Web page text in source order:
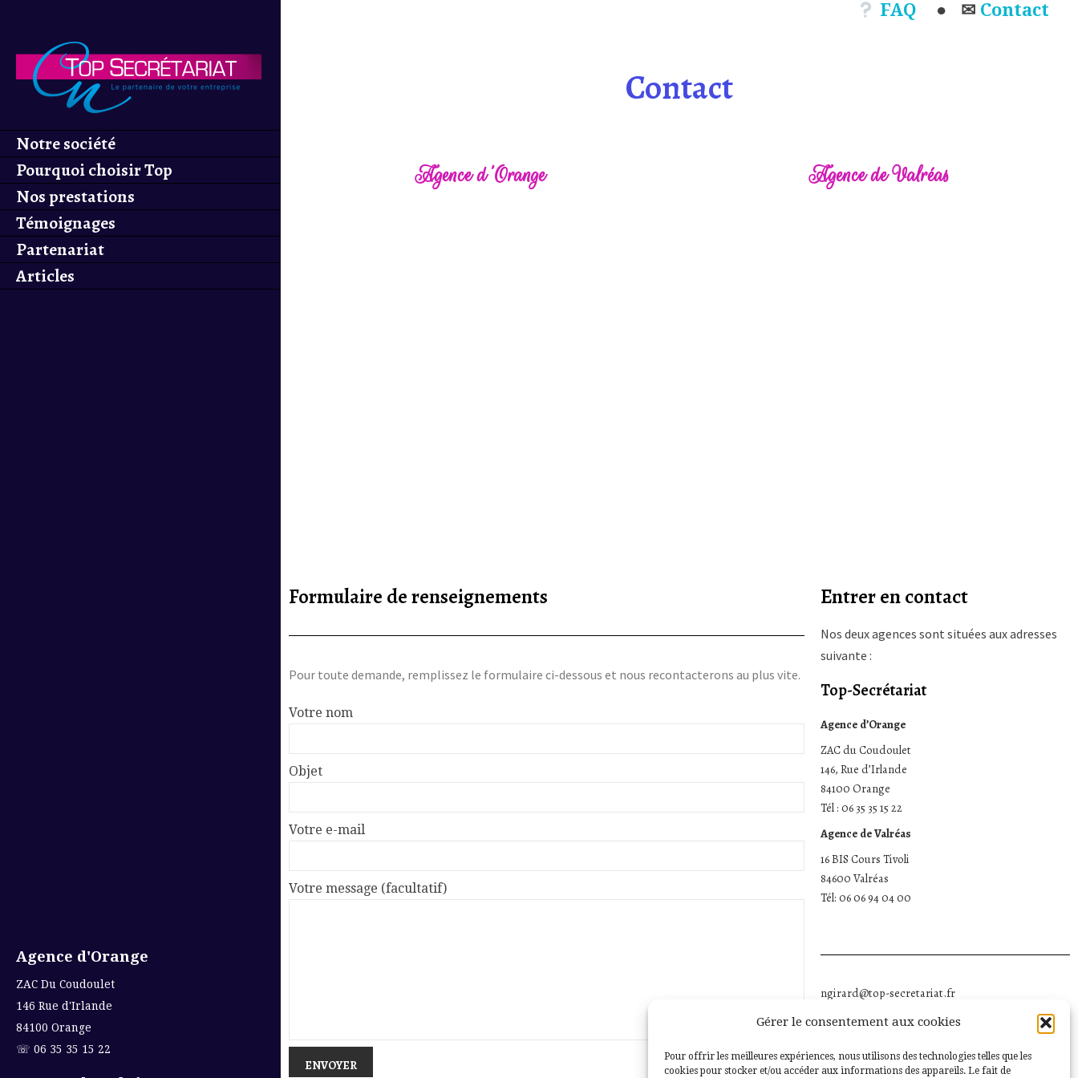
Gérer le consentement aux cookies
Pour offrir les meilleures expériences, nous utilisons des technologies telles que les
cookies pour stocker et/ou accéder aux informations des appareils. Le fait de
Notre société
Notre société
Pourquoi choisir Top
Secretariat?
Pourquoi choisir Top
Secretariat?
Nos prestations
Nos prestations
Témoignages
Témoignages
Partenariat
Partenariat
Articles
Agence d'Orange
ZAC Du Coudoulet
146 Rue d'Irlande
84100 Orange
☏ 06 35 35 15 22
FAQ ● ✉ Contact
Contact
Agence d'Orange Agence de Valréas
Formulaire de renseignements
Pour toute demande, remplissez le formulaire ci-dessous et nous recontacterons au plus vite.
Votre nom
Objet
Votre e-mail
Votre message (facultatif)
Entrer en contact
Nos deux agences sont situées aux adresses
suivante :
Top-Secrétariat
Agence d’Orange
ZAC du Coudoulet
146, Rue d’Irlande
84100 Orange
Tél : 06 35 35 15 22
Agence de Valréas
16 BIS Cours Tivoli
84600 Valréas
Tél: 06 06 94 04 00
ngirard@top-secretariat.fr